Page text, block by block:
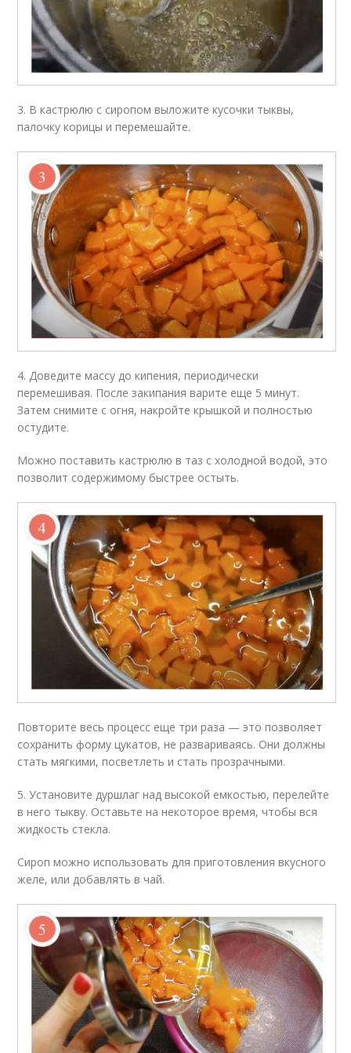
3. В кастрюлю с сиропом выложите кусочки тыквы,
палочку корицы и перемешайте.
4. Доведите массу до кипения, периодически
перемешивая. После закипания варите еще 5 минут.
Затем снимите с огня, накройте крышкой и полностью
остудите.
Можно поставить кастрюлю в таз с холодной водой, это
позволит содержимому быстрее остыть.
Повторите весь процесс еще три раза — это позволяет
сохранить форму цукатов, не развариваясь. Они должны
стать мягкими, посветлеть и стать прозрачными.
5. Установите дуршлаг над высокой емкостью, перелейте
в него тыкву. Оставьте на некоторое время, чтобы вся
жидкость стекла.
Сироп можно использовать для приготовления вкусного
желе, или добавлять в чай.